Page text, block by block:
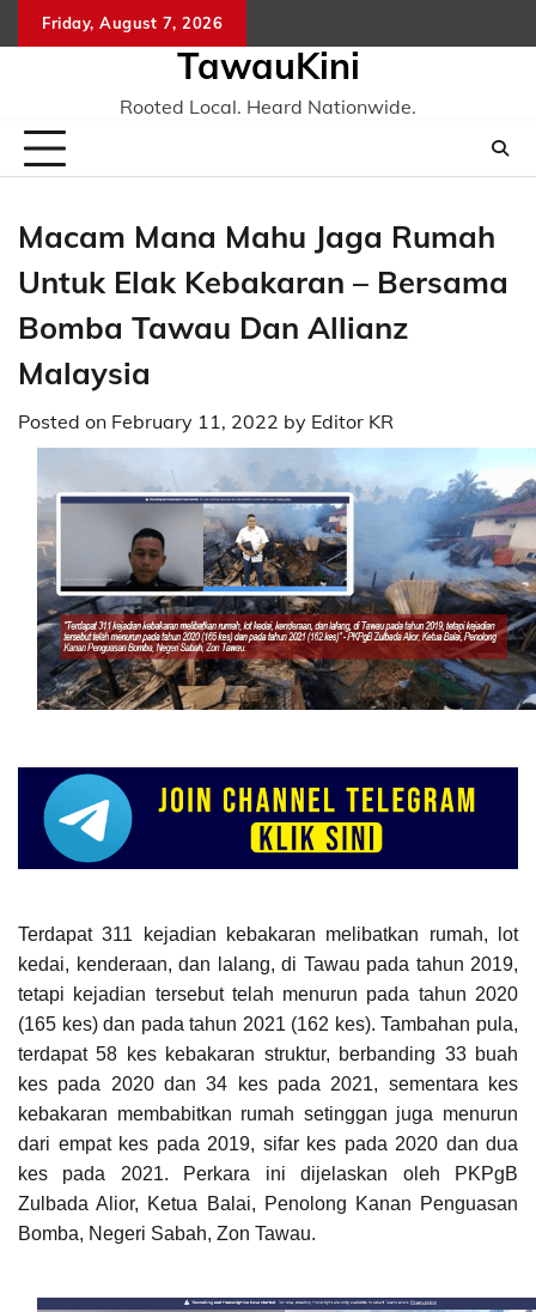
to
Friday, August 7, 2026
TawauKini
Rooted Local. Heard Nationwide.
Macam Mana Mahu Jaga Rumah
Untuk Elak Kebakaran – Bersama
Bomba Tawau Dan Allianz
Malaysia
Posted on February 11, 2022 by Editor KR
Terdapat 311 kejadian kebakaran melibatkan rumah, lot
kedai, kenderaan, dan lalang, di Tawau pada tahun 2019,
tetapi kejadian tersebut telah menurun pada tahun 2020
(165 kes) dan pada tahun 2021 (162 kes). Tambahan pula,
terdapat 58 kes kebakaran struktur, berbanding 33 buah
kes pada 2020 dan 34 kes pada 2021, sementara kes
kebakaran membabitkan rumah setinggan juga menurun
dari empat kes pada 2019, sifar kes pada 2020 dan dua
kes pada 2021. Perkara ini dijelaskan oleh PKPgB
Zulbada Alior, Ketua Balai, Penolong Kanan Penguasan
Bomba, Negeri Sabah, Zon Tawau.